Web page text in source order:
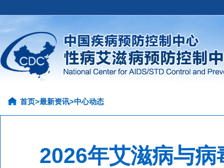
首页>最新资讯>中心动态
2026年艾滋病与